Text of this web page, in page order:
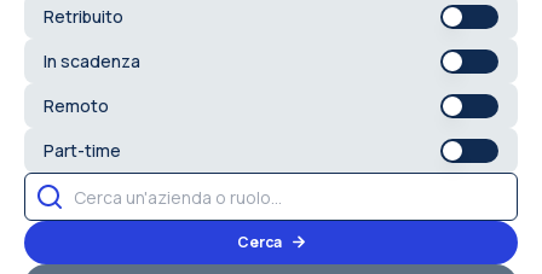
Retribuito
In scadenza
Remoto
Part-time
Cerca